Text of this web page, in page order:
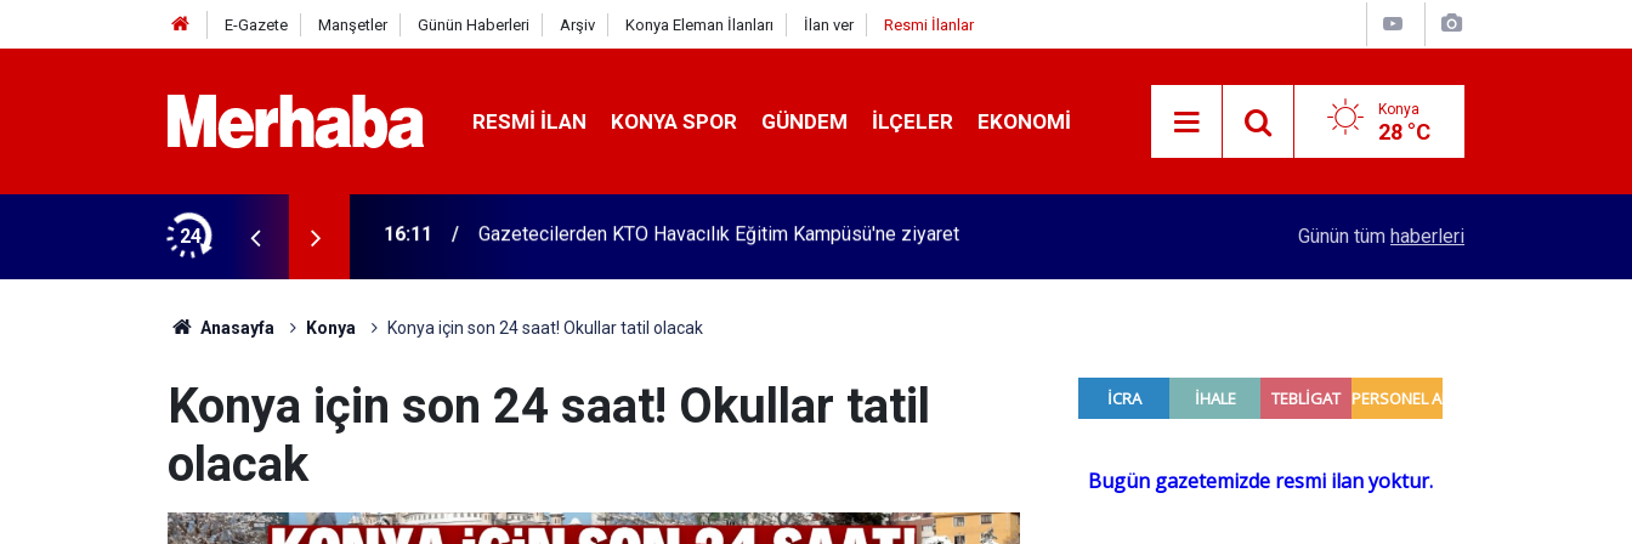
E-Gazete Manşetler Günün Haberleri Arşiv Konya Eleman İlanları İlan ver Resmi İlanlar
RESMI İLAN KONYA SPOR GÜNDEM İLÇELER EKONOMI Konya
28 °C
24
Kampüsü'ne ziyaret 15:45 Başkan Pekyatırmacı’dan esnaf ziyareti Konyalı patron 70 bin TL maaşla personel
Günün tüm haberleri
Anasayfa Konya Konya için son 24 saat! Okullar tatil olacak
Konya için son 24 saat! Okullar tatil
olacak